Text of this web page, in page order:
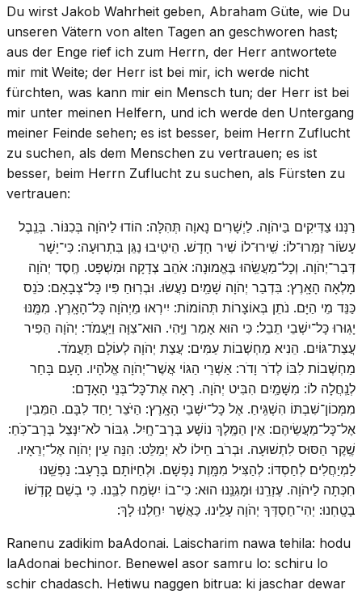
Du wirst Jakob Wahrheit geben, Abraham Güte, wie Du
unseren Vätern von alten Tagen an geschworen hast;
aus der Enge rief ich zum Herrn, der Herr antwortete
mir mit Weite; der Herr ist bei mir, ich werde nicht
fürchten, was kann mir ein Mensch tun; der Herr ist bei
mir unter meinen Helfern, und ich werde den Untergang
meiner Feinde sehen; es ist besser, beim Herrn Zuflucht
zu suchen, als dem Menschen zu vertrauen; es ist
besser, beim Herrn Zuflucht zu suchen, als Fürsten zu
vertrauen:
רַנְּנוּ צַדִּיקִים בַּיהֹוָה. לַיְשָׁרִים נָאוָה תְּהִלָּה: הוֹדוּ לַיהֹוָה בְּכִנּוֹר. בְּנֵֽבֶל
עָשׂוֹר זַמְּרוּ־לוֹ: שִֽׁירוּ־לוֹ שִׁיר חָדָשׁ. הֵיטִֽיבוּ נַגֵּן בִּתְרוּעָה: כִּי־יָשָׁר
דְּבַר־יְהֹוָה. וְכָל־מַעֲשֵֽׂהוּ בֶּאֱמוּנָה: אֹהֵב צְדָקָה וּמִשְׁפָּט. חֶֽסֶד יְהֹוָה
מָלְאָה הָאָֽרֶץ: בִּדְבַר יְהֹוָה שָׁמַֽיִם נַעֲשׂוּ. וּבְרֽוּחַ פִּיו כָּל־צְבָאָם: כֹּנֵס
כַּנֵּד מֵי הַיָּם. נֹתֵן בְּאוֹצָרוֹת תְּהוֹמוֹת: יִירְאוּ מֵיְהֹוָה כָּל־הָאָֽרֶץ. מִמֶּֽנּוּ
יָגֽוּרוּ כָּל־ישְׁבֵי תֵבֵל: כִּי הוּא אָמַר וַיֶּֽהִי. הוּא־צִוָּה וַיַּעֲמֹד: יְהֹוָה הֵפִיר
עֲצַת־גּוֹיִם. הֵנִיא מַחְשְׁבוֹת עַמִּים: עֲצַת יְהֹוָה לְעוֹלָם תַּעֲמֹד.
מַחְשְׁבוֹת לִבּוֹ לְדֹר וָדֹר: אַשְׁרֵי הַגּוֹי אֲשֶׁר־יְהֹוָה אֱלֹהָיו. הָעָם בָּחַר
לְנַֽחֲלָה לוֹ: מִשָּׁמַֽיִם הִבִּיט יְהֹוָה. רָאָה אֶת־כָּל־בְּנֵי הָאָדָם:
מִמְּכוֹן־שִׁבְתּוֹ הִשְׁגִּֽיחַ. אֶל כָּל־ישְׁבֵי הָאָֽרֶץ: הַיֹּצֵר יַֽחַד לִבָּם. הַמֵּבִין
אֶל־כָּל־מַעֲשֵׂיהֶם: אֵין הַמֶּֽלֶךְ נוֹשָׁע בְּרָב־חָֽיִל. גִבּוֹר לֹא־יִנָּצֵל בְּרָב־כֹּֽחַ:
שֶֽׁקֶר הַסּוּס לִתְשׁוּעָה. וּבְרֹב חֵילוֹ לֹא יְמַלֵּט: הִנֵּה עֵין יְהֹוָה אֶל־יְרֵאָיו.
לַמְיַחֲלִים לְחַסְדּוֹ: לְהַצִּיל מִמָּֽוֶת נַפְשָׁם. וּלְחַיּוֹתָם בָּרָעָב: נַפְשֵֽׁנוּ
חִכְּתָה לַיהֹוָה. עֶזְרֵֽנוּ וּמָגִנֵּֽנוּ הוּא: כִּי־בוֹ יִשְׂמַח לִבֵּֽנוּ. כִּי בְשֵׁם קָדְשׁוֹ
בָטָֽחְנוּ: יְהִי־חַסְדְּךָ יְהֹוָה עָלֵֽינוּ. כַּאֲשֶׁר יִחַֽלְנוּ לָךְ:
Ranenu zadikim baAdonai. Laischarim nawa tehila: hodu
laAdonai bechinor. Benewel asor samru lo: schiru lo
schir chadasch. Hetiwu naggen bitrua: ki jaschar dewar